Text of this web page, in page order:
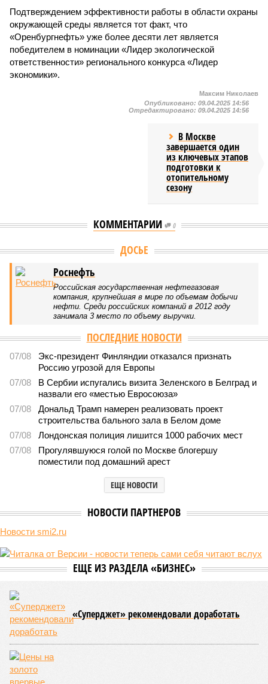
Подтверждением эффективности работы в области охраны
окружающей среды является тот факт, что
«Оренбургнефть» уже более десяти лет является
победителем в номинации «Лидер экологической
ответственности» регионального конкурса «Лидер
экономики».
Максим Николаев
Опубликовано: 09.04.2025 14:56
Отредактировано: 09.04.2025 14:56
В Москве
завершается один
из ключевых этапов
подготовки к
отопительному
сезону
КОММЕНТАРИИ 0
Версия //Общество //Земля уже не раз показывала человечеству свой
крутой нрав – когда покажет снова?
Земля уже не раз показывала человечеству свой крутой
нрав – когда покажет снова?
Последние времена
Земля уже не раз показывала человечеству свой крутой нрав – когда
покажет снова? (фото: АР-ТАСС)
Природа постоянно вступает в противоречие с нами. Ведь пока
она стремится всё на планете держать в балансе, человечество
не особенно церемонится с окружающей средой. Самые
массовые катастрофы в прошлом – какими они были? Какие
ждут нас со дня на день и чем грозят?
последствия очередного апокалипсиса, искусственно
вызванного группой биологов, называется «Конец всей
исследователей в организации конца света может не
понадобиться: природа сама разберётся, как и где
уменьшить масштабы человеческой популяции.
(фото: en.wikipedia.org)
Да, наша любимая маленькая планета может быть
единственной, где в пределах Солнечной системы есть
полноценная жизнь, но Земля также регулярно пытается
эту жизнь уничтожить. Так уж вышло, что внутренние